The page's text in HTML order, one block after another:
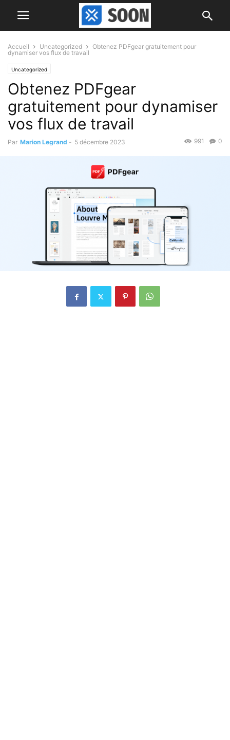
Accueil Uncategorized
Obtenez PDFgear gratuitement pour
dynamiser vos flux de travail
Uncategorized
Obtenez PDFgear
gratuitement pour dynamiser
vos flux de travail
Par Marion Legrand - 5 décembre 2023 0
991